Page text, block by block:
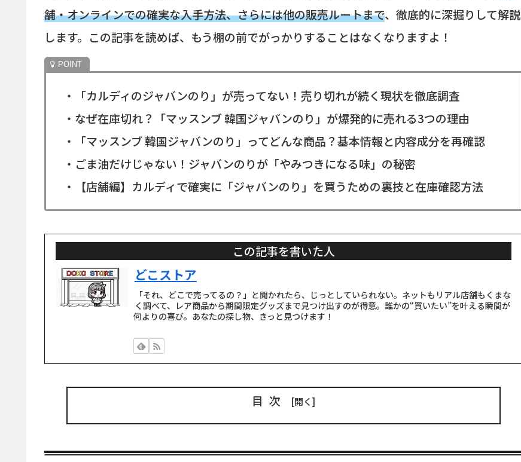
舗・オンラインでの確実な入手方法、さらには他の販売ルートまで、徹底的に深掘りして解説
します。この記事を読めば、もう棚の前でがっかりすることはなくなりますよ！
・「カルディのジャバンのり」が売ってない！売り切れが続く現状を徹底調査
・なぜ在庫切れ？「マッスンブ 韓国ジャバンのり」が爆発的に売れる3つの理由
・「マッスンブ 韓国ジャバンのり」ってどんな商品？基本情報と内容成分を再確認
・ごま油だけじゃない！ジャバンのりが「やみつきになる味」の秘密
・【店舗編】カルディで確実に「ジャバンのり」を買うための裏技と在庫確認方法
この記事を書いた人
どこストア
「それ、どこで売ってるの？」と聞かれたら、じっとしていられない。ネットもリアル店舗もくまな
く調べて、レア商品から期間限定グッズまで見つけ出すのが得意。誰かの“買いたい”を叶える瞬間が
何よりの喜び。あなたの探し物、きっと見つけます！
目次